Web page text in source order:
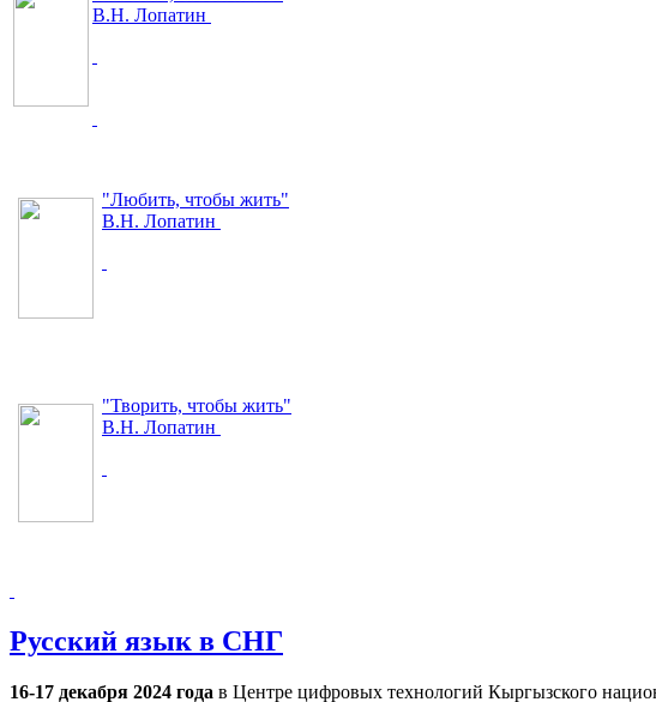
В.Н. Лопатин
"Любить, чтобы жить"
В.Н. Лопатин
"Творить, чтобы жить"
В.Н. Лопатин
Русский язык в СНГ
16-17 декабря 2024 года в Центре цифровых технологий Кыргызского